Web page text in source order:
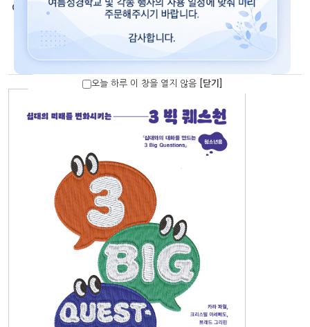
여름사역 추천도서 > 2026 추천도서
[10%할인]
십대의 미래를 변화시키는 3 Big
Questions(청소년용)
오늘 하루 이 창을 열지 않음 [닫기]